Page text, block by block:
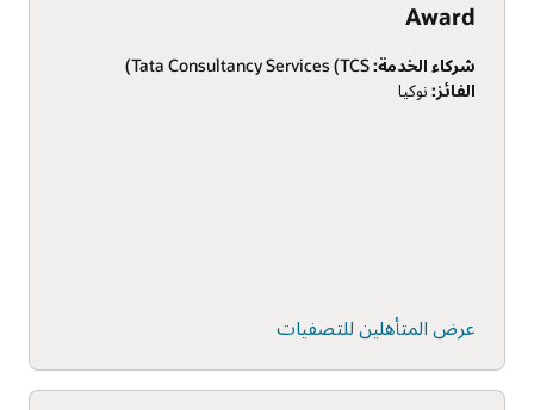
Award
شركاء الخدمة:
الفائز: نوكيا
عرض المتأهلين للتصفيات